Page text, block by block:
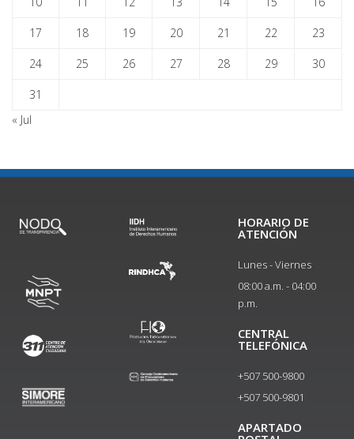
17 18 19 20 21 22 23
24 25 26 27 28 29 30
31
« Jul
HORARIO DE
ATENCIÓN
Lunes - Viernes
08:00 a.m. - 04:00
p.m.
CENTRAL
TELEFÓNICA
+507 500-9800
+507 500-9801​
APARTADO